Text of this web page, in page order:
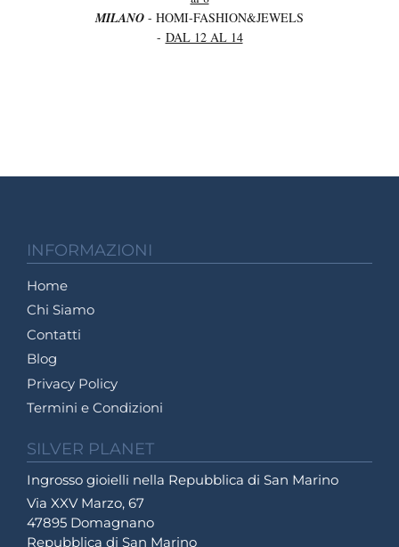
MILANO - HOMI-FASHION&JEWELS
- DAL 12 AL 14
INFORMAZIONI
Home
Chi Siamo
Contatti
Blog
Privacy Policy
Termini e Condizioni
SILVER PLANET
Ingrosso gioielli nella Repubblica di San Marino
Via XXV Marzo, 67
47895 Domagnano
Repubblica di San Marino